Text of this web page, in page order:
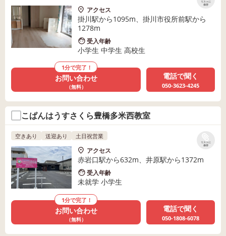
リストに
保存
アクセス
掛川駅から1095m、掛川市役所前駅から
1278m
受入年齢
小学生 中学生 高校生
1分で完了！
お問い合わせ
（無料）
電話で聞く
050-3623-4245
こぱんはうすさくら豊橋多米西教室
リストに
保存
空きあり 送迎あり 土日祝営業
アクセス
赤岩口駅から632m、井原駅から1372m
受入年齢
未就学 小学生
1分で完了！
お問い合わせ
（無料）
電話で聞く
050-1808-6078